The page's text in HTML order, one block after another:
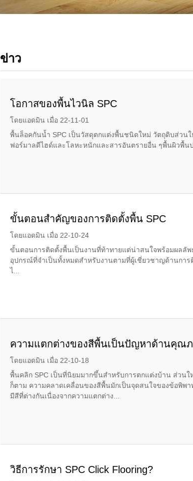
ข่าว
โอกาสของพื้นไวนิล SPC
โดยแอดมิน เมื่อ 22-11-01
พื้นล็อคกันน้ำ SPC เป็นวัสดุตกแต่งพื้นชนิดใหม่ วัตถุดิบส่วน
ฟอร์มาลดีไฮด์และโลหะหนักและสารอันตรายอื่น ๆพื้นผิวพื้น
ขั้นตอนสำคัญของการติดตั้งพื้น SPC
โดยแอดมิน เมื่อ 22-10-24
ขั้นตอนการติดตั้งพื้นเป็นงานที่ท้าทายแต่น่าสนใจพร้อมผลลั
อุปกรณ์ที่จำเป็นทั้งหมดสำหรับงานตามที่ผู้เชี่ยวชาญด้านการ
ไ...
ความแตกต่างของสีพื้นเป็นปัญหาด้านคุณ
โดยแอดมิน เมื่อ 22-10-18
พื้นคลิก SPC เป็นที่นิยมมากขึ้นสำหรับการตกแต่งบ้าน ส่วนใ
ก็ตาม ความคลาดเคลื่อนของสีพื้นมักเป็นจุดสนใจของข้อพิพ
มีสีที่ต่างกันเนื่องจากความแตกต่าง...
วิธีการรักษา SPC Click Flooring?